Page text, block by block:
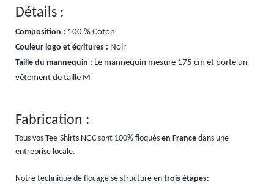
Détails :
Composition : 100 % Coton
Couleur logo et écritures : Noir
Taille du mannequin : Le mannequin mesure 175 cm et porte un
vêtement de taille M
Fabrication :
Tous vos Tee-Shirts NGC sont 100% floqués en France dans une
entreprise locale.
Notre technique de flocage se structure en trois étapes: